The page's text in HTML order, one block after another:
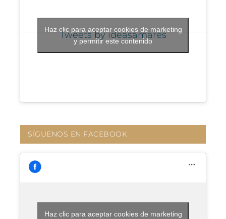
Tweets by ideasamares
Haz clic para aceptar cookies de marketing
y permitir este contenido
SÍGUENOS EN FACEBOOK
Haz clic para aceptar cookies de marketing